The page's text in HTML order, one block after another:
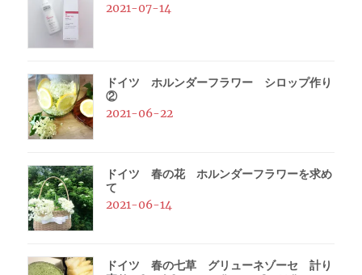
2021-07-14
ドイツ ホルンダーフラワー シロップ作り
②
2021-06-22
ドイツ 春の花 ホルンダーフラワーを求め
て
2021-06-14
ドイツ 春の七草 グリューネゾーセ 計り